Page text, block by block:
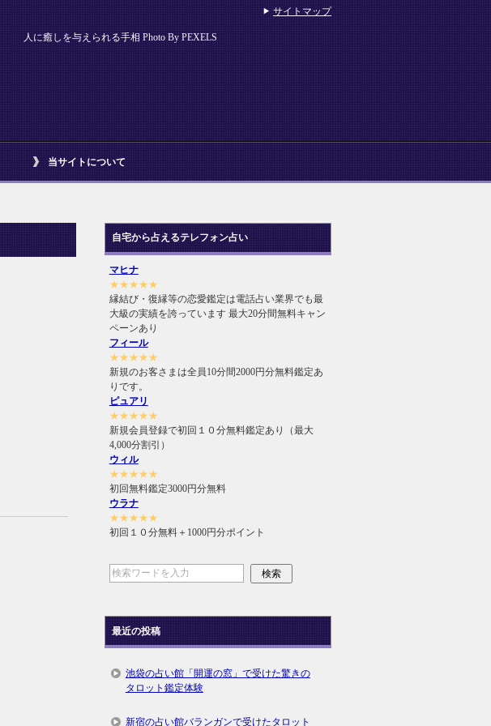
人に癒しを与えられる手相 Photo By PEXELS
当サイトについて
自宅から占えるテレフォン占い
マヒナ
★★★★★
縁結び・復縁等の恋愛鑑定は電話占い業界でも最
大級の実績を誇っています 最大20分間無料キャン
ペーンあり
フィール
★★★★★
新規のお客さまは全員10分間2000円分無料鑑定あ
りです。
ピュアリ
★★★★★
新規会員登録で初回１０分無料鑑定あり（最大
4,000分割引）
ウィル
★★★★★
初回無料鑑定3000円分無料
ウラナ
★★★★★
初回１０分無料＋1000円分ポイント
最近の投稿
池袋の占い館「開運の窓」で受けた驚きの
タロット鑑定体験
新宿の占い館バランガンで受けたタロット
サイトマップ